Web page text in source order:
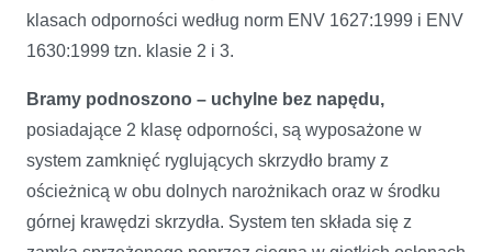
klasach odporności według norm ENV 1627:1999 i ENV
1630:1999 tzn. klasie 2 i 3.
Bramy podnoszono – uchylne bez napędu,
posiadające 2 klasę odporności, są wyposażone w
system zamknięć ryglujących skrzydło bramy z
ościeżnicą w obu dolnych narożnikach oraz w środku
górnej krawędzi skrzydła. System ten składa się z